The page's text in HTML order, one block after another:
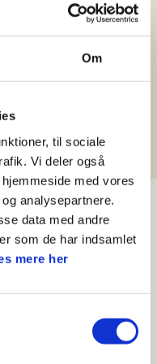
Om
til sociale
Vi deler også
med vores
analysepartnere.
data med andre
som de har indsamlet
mere her